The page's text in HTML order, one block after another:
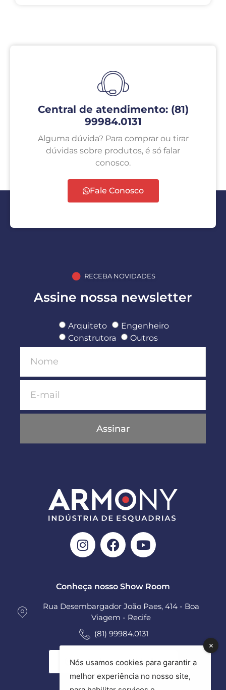
Central de atendimento: (81)
99984.0131
Alguma dúvida? Para comprar ou tirar
dúvidas sobre produtos, é só falar
conosco.
Fale Conosco
RECEBA NOVIDADES
Assine nossa newsletter
Arquiteto
Engenheiro
Construtora
Outros
Assinar
Conheça nosso Show Room
Rua Desembargador João Paes, 414 - Boa
Viagem - Recife
(81) 99984.0131
Ver todas as unidades
Nós usamos cookies para garantir a
melhor experiência no nosso site,